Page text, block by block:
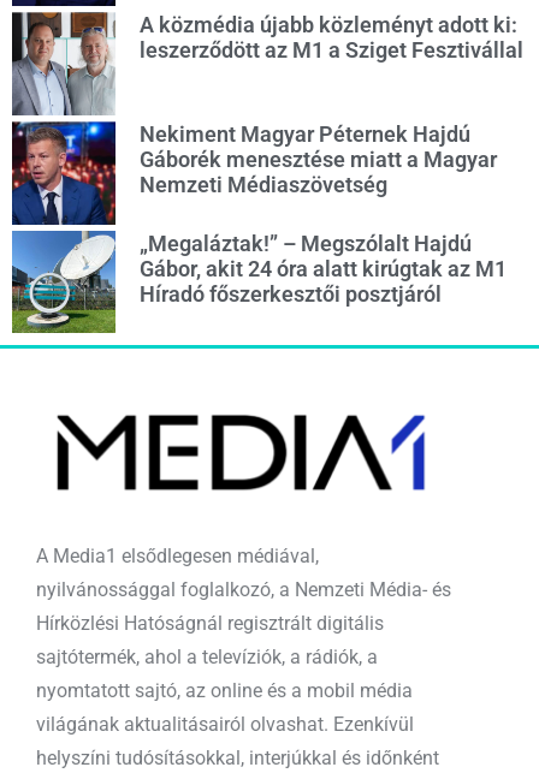
A közmédia újabb közleményt adott ki:
leszerződött az M1 a Sziget Fesztivállal
Nekiment Magyar Péternek Hajdú
Gáborék menesztése miatt a Magyar
Nemzeti Médiaszövetség
„Megaláztak!” – Megszólalt Hajdú
Gábor, akit 24 óra alatt kirúgtak az M1
Híradó főszerkesztői posztjáról
A Media1 elsődlegesen médiával,
nyilvánossággal foglalkozó, a Nemzeti Média- és
Hírközlési Hatóságnál regisztrált digitális
sajtótermék, ahol a televíziók, a rádiók, a
nyomtatott sajtó, az online és a mobil média
világának aktualitásairól olvashat. Ezenkívül
helyszíni tudósításokkal, interjúkkal és időnként